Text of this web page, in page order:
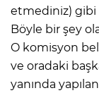
etmediniz) gibi
Böyle bir şey
O komisyon
ve oradaki
yanında